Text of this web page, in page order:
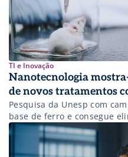
TI e Inovação
Nanotecnologia
de novos tratamentos
Pesquisa da Unesp com
base de ferro e consegue